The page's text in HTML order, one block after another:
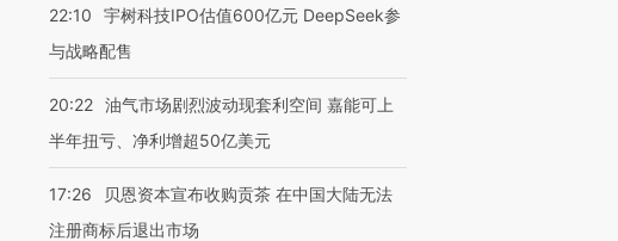
22:10
宇树科技IPO估值600亿元 DeepSeek参
与战略配售
20:22 油气市场剧烈波动现套利空间 嘉能可上
半年扭亏、净利增超50亿美元
17:26
贝恩资本宣布收购贡茶 在中国大陆无法
注册商标后退出市场